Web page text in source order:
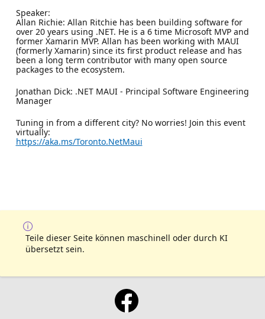
Speaker:
Allan Richie: Allan Ritchie has been building software for
over 20 years using .NET. He is a 6 time Microsoft MVP and
former Xamarin MVP. Allan has been working with MAUI
(formerly Xamarin) since its first product release and has
been a long term contributor with many open source
packages to the ecosystem.
Jonathan Dick: .NET MAUI - Principal Software Engineering
Manager
Tuning in from a different city? No worries! Join this event
virtually:
https://aka.ms/Toronto.NetMaui
Teile dieser Seite können maschinell oder durch KI
übersetzt sein.